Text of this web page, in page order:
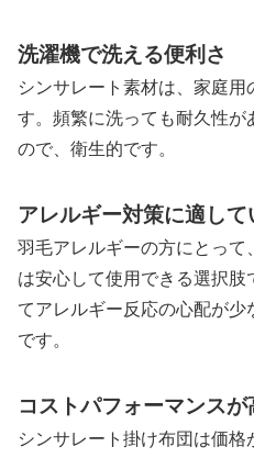
洗濯機で洗える便利さ
シンサレート素材は、家庭
す。頻繁に洗っても耐久性が
ので、衛生的です。
アレルギー対策に適して
羽毛アレルギーの方にとって
は安心して使用できる選択
てアレルギー反応の心配が
です。
コストパフォーマンスが
シンサレート掛け布団は価